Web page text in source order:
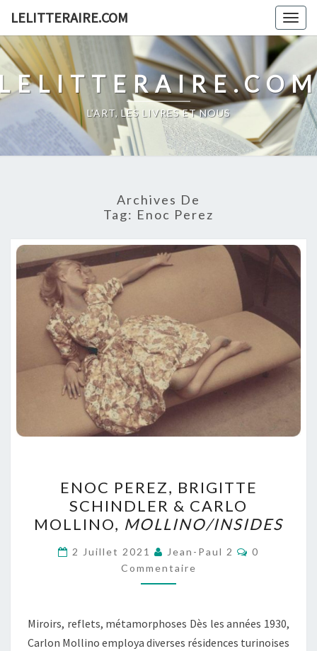
content
LELITTERAIRE.COM
L'ART, LES LIVRES ET NOUS
Archives De
Tag: Enoc Perez
PEREZ,
BRIGITTE
SCHINDLER
&
CARLO
MOLLINO,
ENOC PEREZ, BRIGITTE
SCHINDLER & CARLO
MOLLINO, MOLLINO/INSIDES
2 Juillet 2021 Jean-Paul 2
0
Commentaire
Miroirs, reflets, métamorphoses Dès les années 1930,
Carlon Mollino employa diverses résidences turinoises